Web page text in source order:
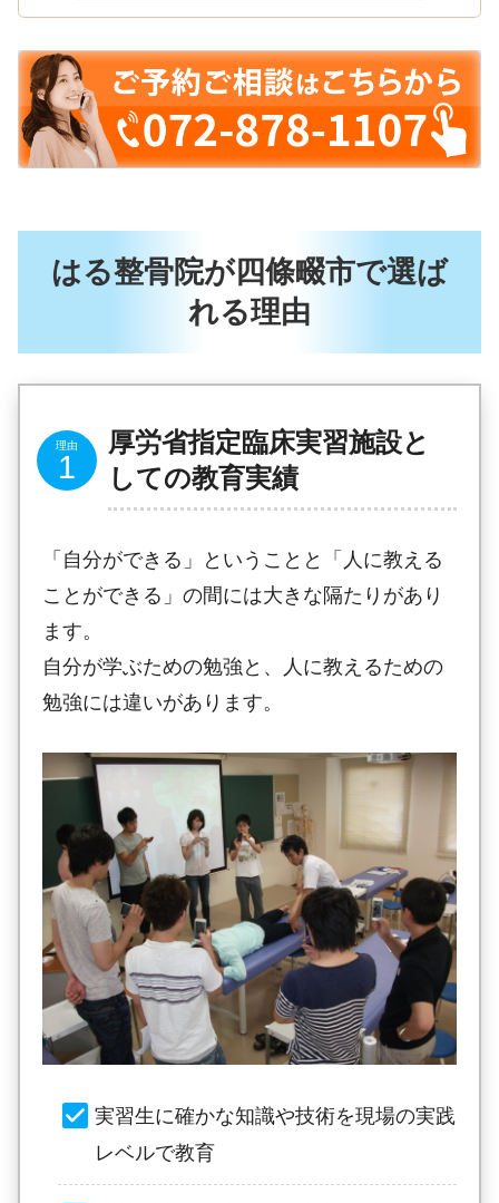
はる整骨院が四條畷市で選ば
れる理由
厚労省指定臨床実習施設と
しての教育実績
「自分ができる」ということと「人に教える
ことができる」の間には大きな隔たりがあり
ます。
自分が学ぶための勉強と、人に教えるための
勉強には違いがあります。
実習生に確かな知識や技術を現場の実践
レベルで教育